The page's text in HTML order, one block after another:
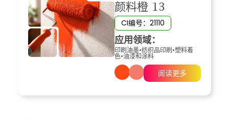
颜料橙 13
CI编号：21110
应用领域：
印刷油墨•纺织品印刷•塑料着
色•油漆和涂料
阅读更多